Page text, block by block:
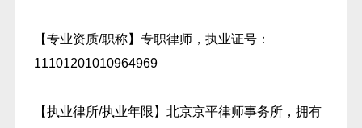
【专业资质/职称】专职律师，执业证号：
11101201010964969
【执业律所/执业年限】北京京平律师事务所，拥有